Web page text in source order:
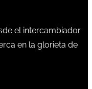
el intercambiador
en la glorieta de